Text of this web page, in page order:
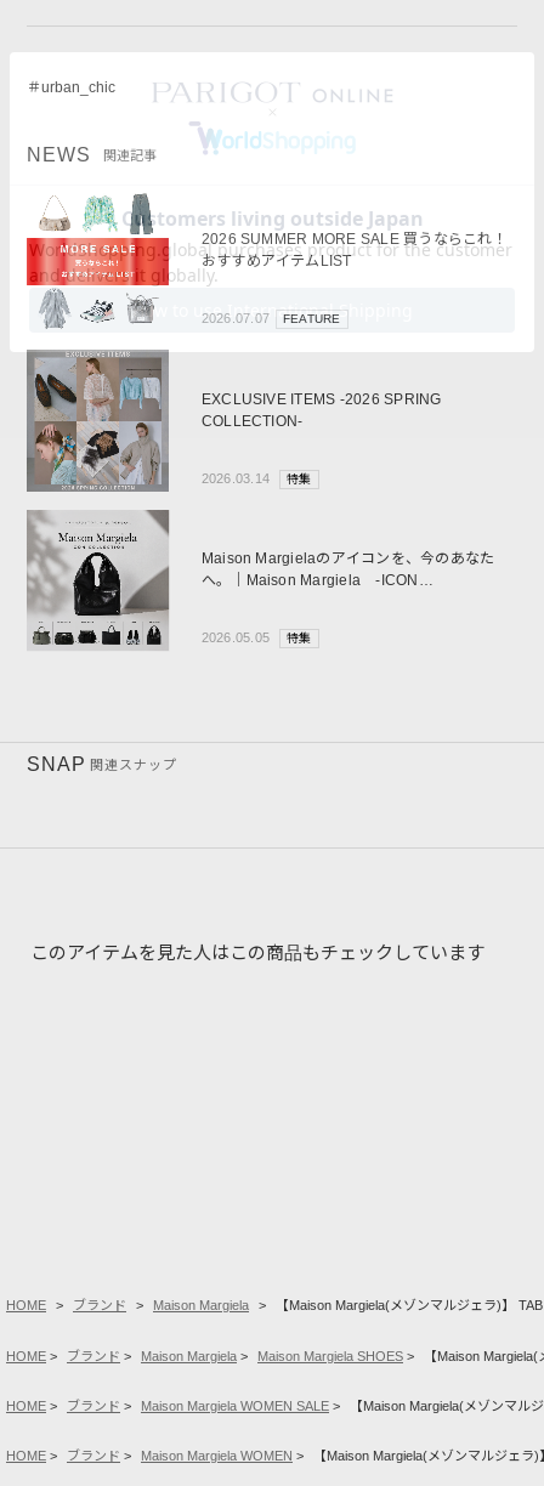
＃urban_chic
NEWS 関連記事
2026 SUMMER MORE SALE 買うならこれ！
おすすめアイテムLIST
2026.07.07 FEATURE
EXCLUSIVE ITEMS -2026 SPRING
COLLECTION-
2026.03.14 特集
Maison Margielaのアイコンを、今のあなた
へ。｜Maison Margiela -ICON
2026.05.05 特集
SNAP 関連スナップ
このアイテムを見た人はこの商品もチェックしています
HOME ブランド Maison Margiela 【Maison Margiela(メゾンマルジェラ)】
HOME ブランド Maison Margiela Maison Margiela SHOES 【Maison
HOME ブランド Maison Margiela WOMEN SALE 【Maison Margiela(メゾンマル
HOME ブランド Maison Margiela WOMEN 【Maison Margiela(メゾンマルジェラ